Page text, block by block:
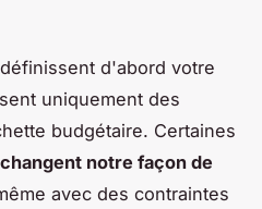
d'abord votre
uniquement des
budgétaire. Certaines
notre façon de
avec des contraintes